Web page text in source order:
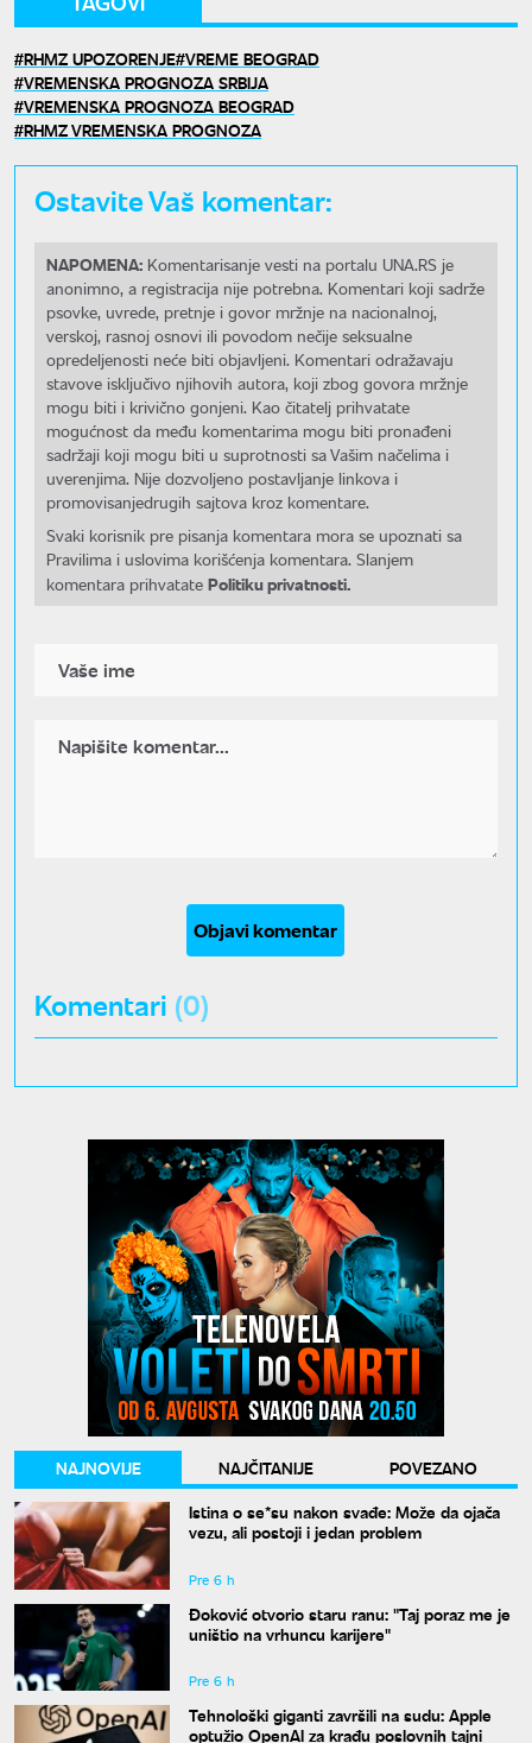
RHMZ UPOZORENJE VREME BEOGRAD
VREMENSKA PROGNOZA SRBIJA
VREMENSKA PROGNOZA BEOGRAD
RHMZ VREMENSKA PROGNOZA
Ostavite Vaš komentar:
NAPOMENA: Komentarisanje vesti na portalu UNA.RS je
anonimno, a registracija nije potrebna. Komentari koji sadrže
psovke, uvrede, pretnje i govor mržnje na nacionalnoj,
verskoj, rasnoj osnovi ili povodom nečije seksualne
opredeljenosti neće biti objavljeni. Komentari odražavaju
stavove isključivo njihovih autora, koji zbog govora mržnje
mogu biti i krivično gonjeni. Kao čitatelj prihvatate
mogućnost da među komentarima mogu biti pronađeni
sadržaji koji mogu biti u suprotnosti sa Vašim načelima i
uverenjima. Nije dozvoljeno postavljanje linkova i
promovisanjedrugih sajtova kroz komentare.
Svaki korisnik pre pisanja komentara mora se upoznati sa
Pravilima i uslovima korišćenja komentara. Slanjem
komentara prihvatate Politiku privatnosti.
Objavi komentar
Komentari (0)
NAJNOVIJE NAJČITANIJE
POVEZANO
Istina o se*su nakon svađe: Može da ojača
vezu, ali postoji i jedan problem
Pre 6 h
Đoković otvorio staru ranu: "Taj poraz me je
uništio na vrhuncu karijere"
Pre 6 h
Tehnološki giganti završili na sudu: Apple
optužio OpenAI za krađu poslovnih tajni